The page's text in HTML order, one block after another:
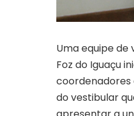
Uma equipe de
Foz do Iguaçu
coordenadores
do vestibular